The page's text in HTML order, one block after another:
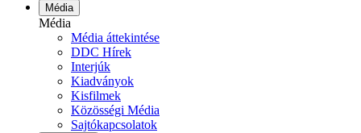
Média
Média
Média áttekintése
DDC Hírek
Interjúk
Kiadványok
Kisfilmek
Közösségi Média
Sajtókapcsolatok